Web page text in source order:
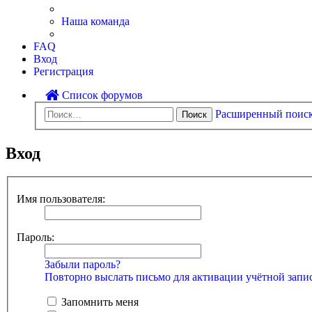
Наша команда
FAQ
Вход
Регистрация
Список форумов
Поиск Расширенный
Вход
Имя пользователя:
Пароль:
Забыли пароль?
Повторно выслать письмо для активации учётной
Запомнить меня